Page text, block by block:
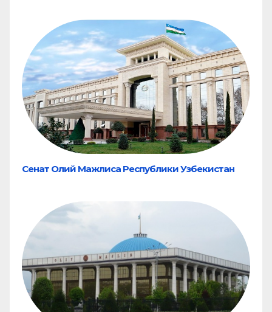
Сенат Олий Мажлиса Республики Узбекистан